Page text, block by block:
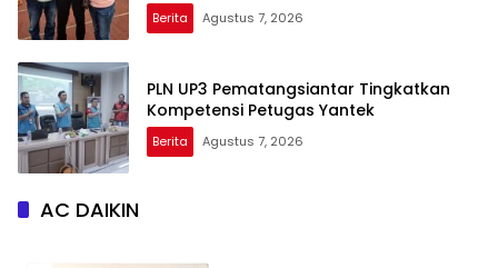
Berita Agustus 7, 2026
PLN UP3 Pematangsiantar Tingkatkan
Kompetensi Petugas Yantek
Berita Agustus 7, 2026
AC DAIKIN